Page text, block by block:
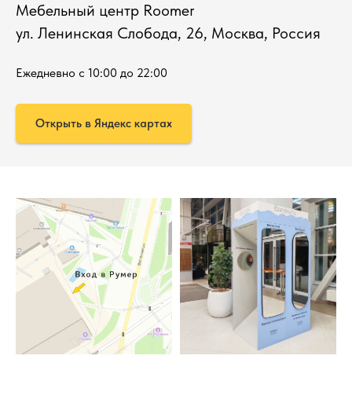
Мебельный центр Roomer
ул. Ленинская Слобода, 26, Москва, Россия
Ежедневно с 10:00 до 22:00
Открыть в Яндекс картах